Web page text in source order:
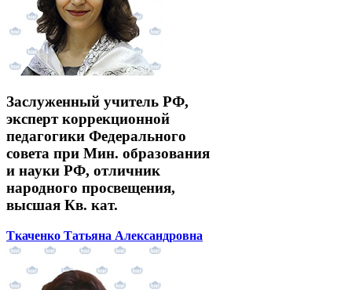
Заслуженный учитель РФ,
эксперт коррекционной
педагогики Федерального
совета при Мин. образования
и науки РФ, отличник
народного просвещения,
высшая Кв. кат.
Ткаченко Татьяна Александровна